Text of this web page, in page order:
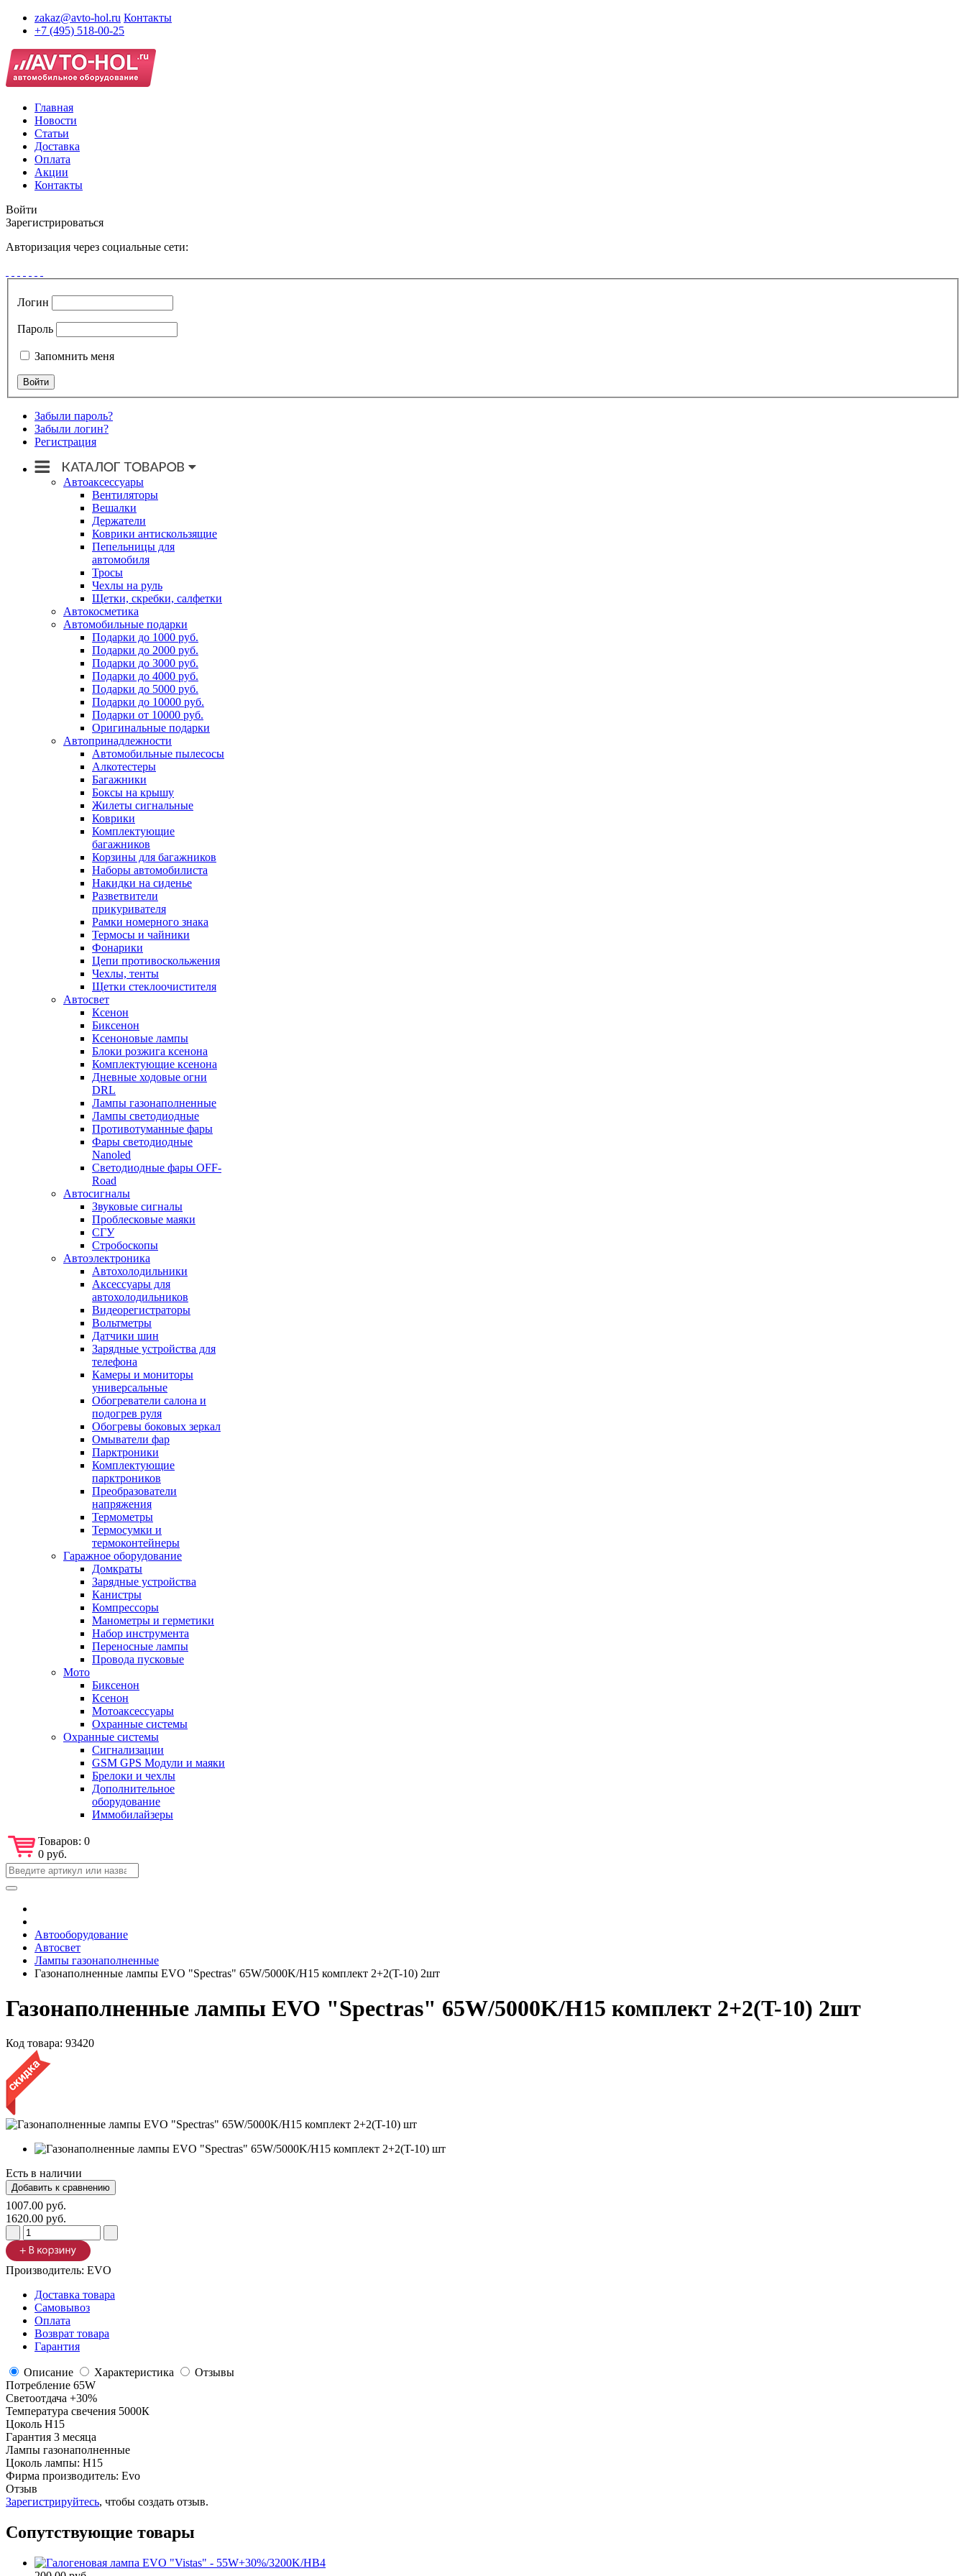
zakaz@avto-hol.ru Контакты
+7 (495) 518-00-25
Главная
Новости
Статьи
Доставка
Оплата
Акции
Контакты
Войти
Зарегистрироваться
Авторизация через социальные сети:
Логин
Пароль
Запомнить меня
Забыли пароль?
Забыли логин?
Регистрация
Автоаксессуары
Вентиляторы
Вешалки
Держатели
Коврики антискользящие
Пепельницы для
автомобиля
Тросы
Чехлы на руль
Щетки, скребки, салфетки
Автокосметика
Автомобильные подарки
Подарки до 1000 руб.
Подарки до 2000 руб.
Подарки до 3000 руб.
Подарки до 4000 руб.
Подарки до 5000 руб.
Подарки до 10000 руб.
Подарки от 10000 руб.
Оригинальные подарки
Автопринадлежности
Автомобильные пылесосы
Алкотестеры
Багажники
Боксы на крышу
Жилеты сигнальные
Коврики
Комплектующие
багажников
Корзины для багажников
Наборы автомобилиста
Накидки на сиденье
Разветвители
прикуривателя
Рамки номерного знака
Термосы и чайники
Фонарики
Цепи противоскольжения
Чехлы, тенты
Щетки стеклоочистителя
Автосвет
Ксенон
Биксенон
Ксеноновые лампы
Блоки розжига ксенона
Комплектующие ксенона
Дневные ходовые огни
DRL
Лампы газонаполненные
Лампы светодиодные
Противотуманные фары
Фары светодиодные
Nanoled
Светодиодные фары OFF-
Road
Автосигналы
Звуковые сигналы
Проблесковые маяки
СГУ
Стробоскопы
Автоэлектроника
Автохолодильники
Аксессуары для
автохолодильников
Видеорегистраторы
Вольтметры
Датчики шин
Зарядные устройства для
телефона
Камеры и мониторы
универсальные
Обогреватели салона и
подогрев руля
Обогревы боковых зеркал
Омыватели фар
Парктроники
Комплектующие
парктроников
Преобразователи
напряжения
Термометры
Термосумки и
термоконтейнеры
Гаражное оборудование
Домкраты
Зарядные устройства
Канистры
Компрессоры
Манометры и герметики
Набор инструмента
Переносные лампы
Провода пусковые
Мото
Биксенон
Ксенон
Мотоаксессуары
Охранные системы
Охранные системы
Сигнализации
GSM GPS Модули и маяки
Брелоки и чехлы
Дополнительное
оборудование
Иммобилайзеры
Товаров: 0
0 руб.
Автооборудование
Автосвет
Лампы газонаполненные
Газонаполненные лампы EVO "Spectras" 65W/5000K/H15 комплект 2+2(T-10) 2шт
Газонаполненные лампы EVO "Spectras" 65W/5000K/H15 комплект 2+2(T-10) 2шт
Код товара: 93420
Есть в наличии
1007.00 руб.
1620.00 руб.
Производитель: EVO
Доставка товара
Самовывоз
Оплата
Возврат товара
Гарантия
Описание Характеристика
Отзывы
Потребление 65W
Светоотдача +30%
Температура свечения 5000К
Цоколь H15
Гарантия 3 месяца
Лампы газонаполненные
Цоколь лампы: Н15
Фирма производитель: Evo
Отзыв
Зарегистрируйтесь, чтобы создать отзыв.
Сопутствующие товары